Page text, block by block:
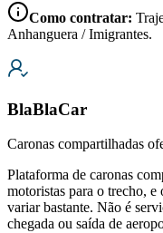
Como contratar:
Anhanguera / Imigrantes.
BlaBlaCar
Caronas compartilhadas
Plataforma de caronas
motoristas para o trecho,
variar bastante. Não é
chegada ou saída de